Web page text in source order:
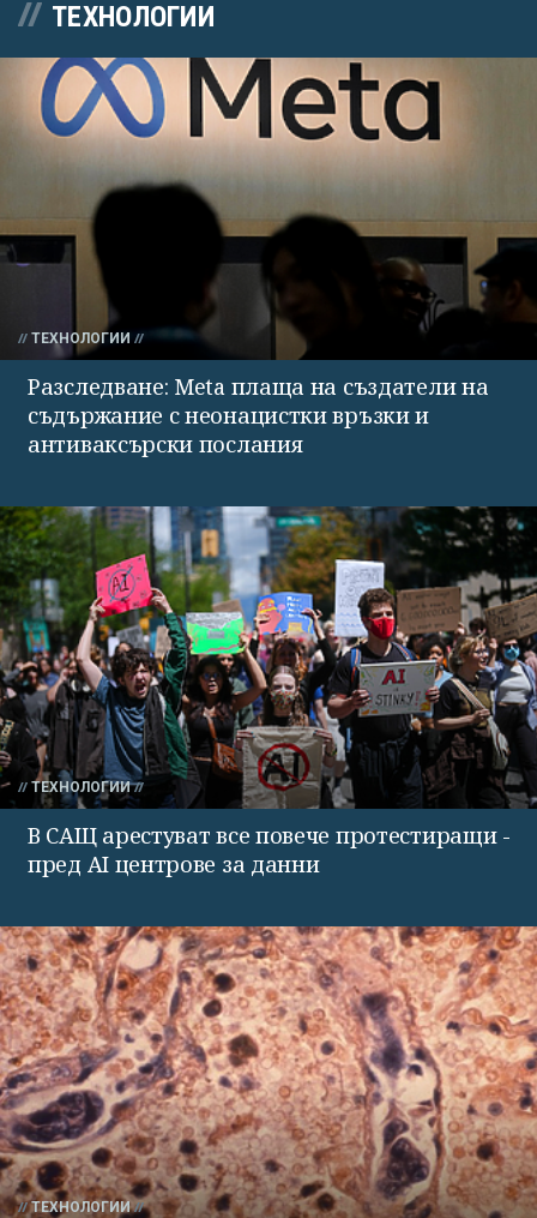
ТЕХНОЛОГИИ
ТЕХНОЛОГИИ
Разследване: Meta плаща на създатели на
съдържание с неонацистки връзки и
антиваксърски послания
ТЕХНОЛОГИИ
В САЩ арестуват все повече протестиращи -
пред AI центрове за данни
ТЕХНОЛОГИИ